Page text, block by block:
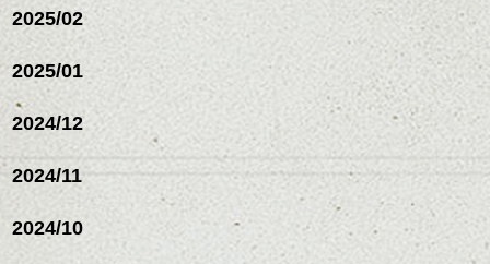
ミニボブ/抜け感ショート/バ
レイヤージュ/縮毛矯
2025/02
2025/01
2024/12
2024/11
2024/10